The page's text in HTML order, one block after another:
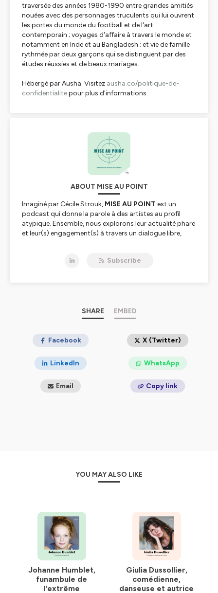
traversée des années 1980-1990 entre grandes amitiés
nouées avec des personnages truculents qui lui ouvrent
les portes du monde du football et de l'art
contemporain ; voyages d'affaire à travers le monde et
notamment en Inde et au Bangladesh ; et vie de famille
rythmée par deux garçons qui se distinguent par des
études réussies et de beaux mariages.
Hébergé par Ausha. Visitez ausha.co/politique-de-
confidentialitepour plus d'informations.
ABOUT MISE AU POINT
Imaginé par Cécile Strouk, MISE AU POINT est un
podcast qui donne la parole à des artistes au profil
atypique. Ensemble, nous explorons leur actualité phare
et leur(s) engagement(s) à travers un dialogue libre,
Subscribe
SHARE EMBED
Facebook X (Twitter)
LinkedIn WhatsApp
Email Copy link
YOU MAY ALSO LIKE
Johanne Humblet,
funambule de
l'extrême
Giulia Dussollier,
comédienne,
danseuse et autrice